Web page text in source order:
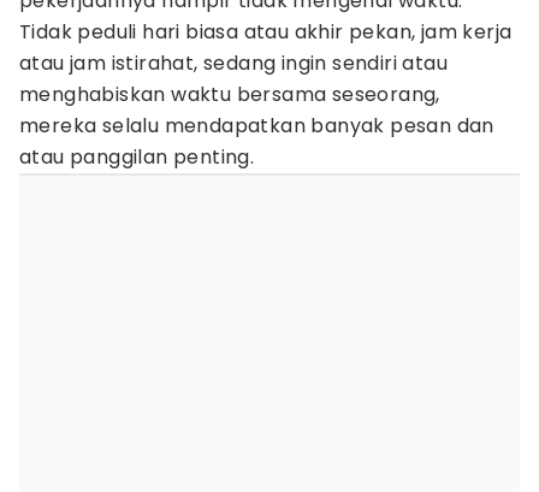
Tidak peduli hari biasa atau akhir pekan, jam kerja
atau jam istirahat, sedang ingin sendiri atau
menghabiskan waktu bersama seseorang,
mereka selalu mendapatkan banyak pesan dan
atau panggilan penting.